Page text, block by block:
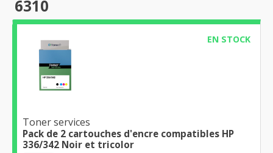
6310
EN STOCK
Toner services
Pack de 2 cartouches d'encre compatibles HP
336/342 Noir et tricolor